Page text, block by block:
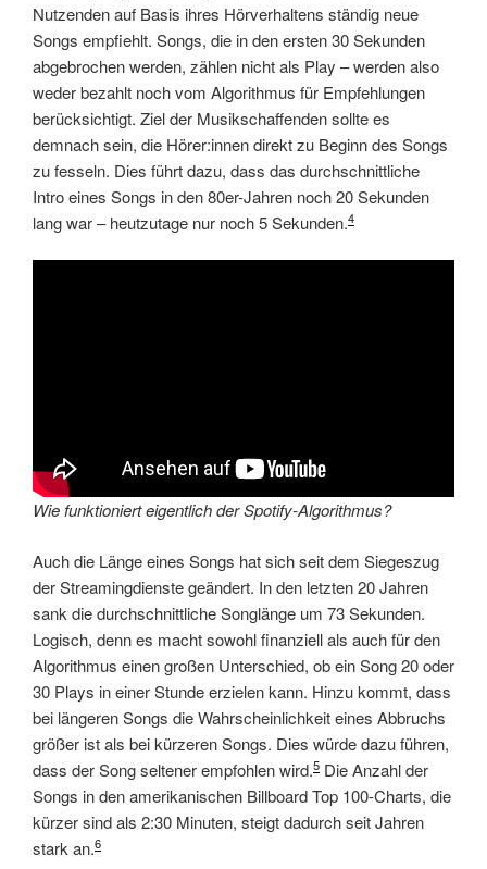
Nutzenden auf Basis ihres Hörverhaltens ständig neue
Songs empfiehlt. Songs, die in den ersten 30 Sekunden
abgebrochen werden, zählen nicht als Play – werden also
weder bezahlt noch vom Algorithmus für Empfehlungen
berücksichtigt. Ziel der Musikschaffenden sollte es
demnach sein, die Hörer:innen direkt zu Beginn des Songs
zu fesseln. Dies führt dazu, dass das durchschnittliche
Intro eines Songs in den 80er-Jahren noch 20 Sekunden
lang war – heutzutage nur noch 5 Sekunden.4
Wie funktioniert eigentlich der Spotify-Algorithmus?
Auch die Länge eines Songs hat sich seit dem Siegeszug
der Streamingdienste geändert. In den letzten 20 Jahren
sank die durchschnittliche Songlänge um 73 Sekunden.
Logisch, denn es macht sowohl finanziell als auch für den
Algorithmus einen großen Unterschied, ob ein Song 20 oder
30 Plays in einer Stunde erzielen kann. Hinzu kommt, dass
bei längeren Songs die Wahrscheinlichkeit eines Abbruchs
größer ist als bei kürzeren Songs. Dies würde dazu führen,
dass der Song seltener empfohlen wird.5 Die Anzahl der
Songs in den amerikanischen Billboard Top 100-Charts, die
kürzer sind als 2:30 Minuten, steigt dadurch seit Jahren
stark an.6